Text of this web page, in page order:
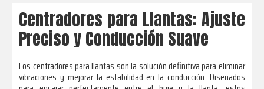
Centradores para Llantas: Ajuste
Preciso y Conducción Suave
Los centradores para llantas son la solución definitiva para eliminar
vibraciones y mejorar la estabilidad en la conducción. Diseñados